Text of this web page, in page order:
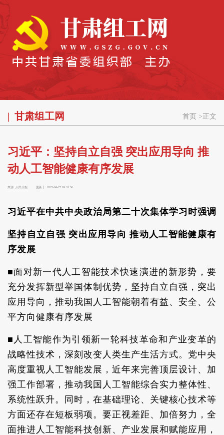
甘肃组工网 首页 > 正文
习近平：坚持自立自强 突出应用导向 推
动人工智能健康有序发展
来源: 人民日报 更新于: 2025-04-27 09:31:50
习近平在中共中央政治局第二十次集体学习时强调
坚持自立自强 突出应用导向 推动人工智能健康有
序发展
■面对新一代人工智能技术快速演进的新形势，要
充分发挥新型举国体制优势，坚持自立自强，突出
应用导向，推动我国人工智能朝着有益、安全、公
平方向健康有序发展
■人工智能作为引领新一轮科技革命和产业变革的
战略性技术，深刻改变人类生产生活方式。党中央
高度重视人工智能发展，近年来完善顶层设计、加
强工作部署，推动我国人工智能综合实力整体性、
系统性跃升。同时，在基础理论、关键核心技术等
方面还存在短板弱项。要正视差距、加倍努力，全
面推进人工智能科技创新、产业发展和赋能应用，